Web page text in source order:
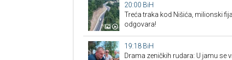
20:00 BiH
Treća traka kod Nišića, milionski
odgovara!
19:18 BiH
Drama zeničkih rudara: U jamu se